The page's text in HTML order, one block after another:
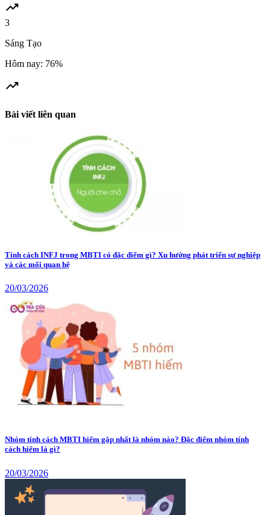
trending_up
3
Sáng Tạo
Hôm nay: 76%
trending_up
Bài viết liên quan
Tính cách INFJ trong MBTI có đặc điểm gì? Xu hướng phát triển sự nghiệp
và các mối quan hệ
20/03/2026
Nhóm tính cách MBTI hiếm gặp nhất là nhóm nào? Đặc điểm nhóm tính
cách hiếm là gì?
20/03/2026